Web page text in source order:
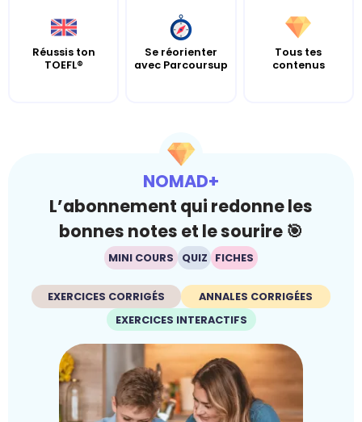
Réussis ton
TOEFL®
Se réorienter
avec Parcoursup
Tous tes
contenus
NOMAD+
L’abonnement qui redonne les
bonnes notes et le sourire 🎯
MINI COURS QUIZ FICHES
EXERCICES CORRIGÉS
ANNALES CORRIGÉES
EXERCICES INTERACTIFS